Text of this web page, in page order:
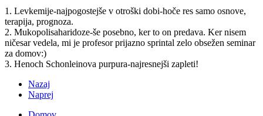
1. Levkemije-najpogostejše v otroški dobi-hoče res samo osnove,
terapija, prognoza.
2. Mukopolisaharidoze-še posebno, ker to on predava. Ker nisem
ničesar vedela, mi je profesor prijazno sprintal zelo obsežen seminar
za domov:)
3. Henoch Schonleinova purpura-najresnejši zapleti!
Nazaj
Naprej